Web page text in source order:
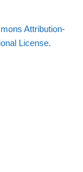
Attribution-
License.